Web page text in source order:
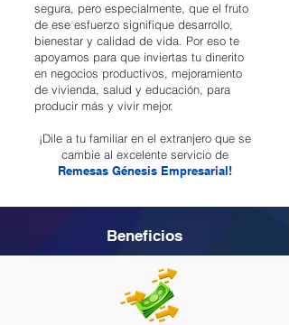
segura, pero especialmente, que el fruto
de ese esfuerzo signifique desarrollo,
bienestar y calidad de vida. Por eso te
apoyamos para que inviertas tu dinerito
en negocios productivos, mejoramiento
de vivienda, salud y educación, para
producir más y vivir mejor.
¡Dile a tu familiar en el extranjero que se
cambie al excelente servicio de
Remesas Génesis Empresarial!
Beneficios